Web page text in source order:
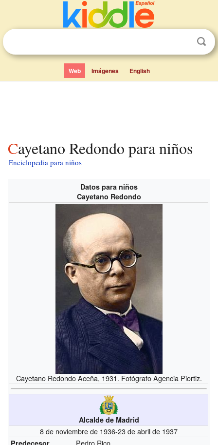
Web Imágenes English
Cayetano Redondo para niños
Enciclopedia para niños
Datos para niños
Cayetano Redondo
Cayetano Redondo Aceña, 1931. Fotógrafo Agencia Piortiz.
Alcalde de Madrid
8 de noviembre de 1936-23 de abril de 1937
Predecesor Pedro Rico